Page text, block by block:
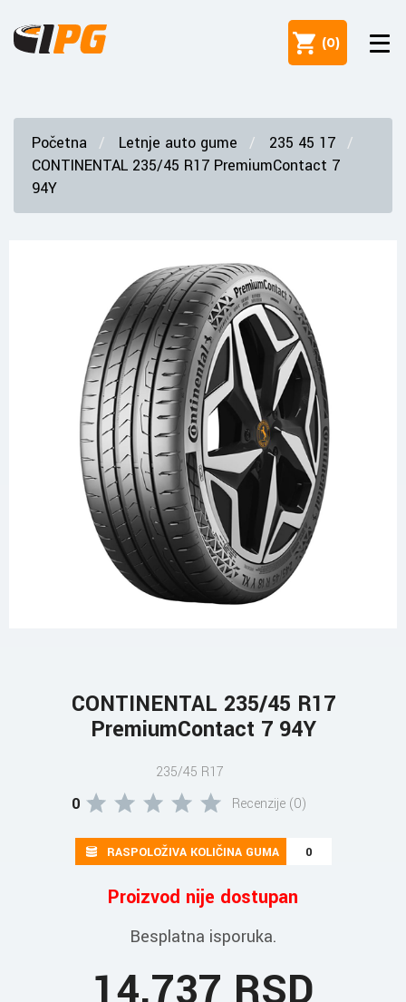
(0)
Početna Letnje auto gume
235 45 17
CONTINENTAL 235/45 R17 PremiumContact 7
94Y
CONTINENTAL 235/45 R17
PremiumContact 7 94Y
235/45 R17
0 Recenzije (0)
RASPOLOŽIVA KOLIČINA GUMA 0
Proizvod nije dostupan
Besplatna isporuka.